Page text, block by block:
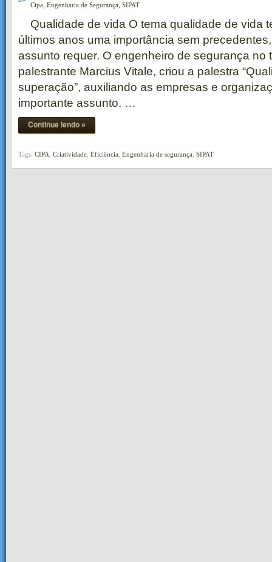
Cipa Engenharia de Segurança SIPAT
Qualidade de vida O tema qualidade de vida
últimos anos uma importância sem
assunto requer. O engenheiro de segurança no
palestrante Marcius Vitale, criou a palestra
superação”, auxiliando as empresas e
importante assunto. …
Continue lendo »
Tags: CIPA Criatividade Eficiência Engenharia de segurança SIPAT